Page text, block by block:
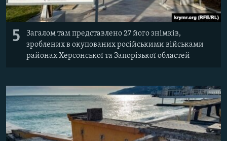
5
Загалом там представлено 27 його знімків,
зроблених в окупованих російськими військами
районах Херсонської та Запорізької областей